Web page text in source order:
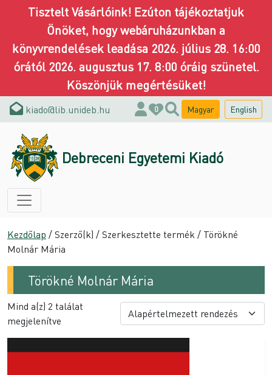
Tisztelt Vásárlóink! Ezúton tájékoztatjuk
Önöket, hogy webáruházunkban a
könyvrendelések leadása 2026. július 28. 16:00
órától 2026. augusztus 17. 8:00 óráig szünetel.
Köszönjük megértésüket!
kiado@lib.unideb.hu 0 Magyar English
Debreceni Egyetemi Kiadó
Kezdőlap / Szerző(k) / Szerkesztette termék / Törökné
Molnár Mária
Törökné Molnár Mária
Mind a(z) 2 találat
megjelenítve